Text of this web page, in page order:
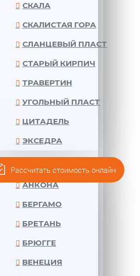
СКАЛА
СКАЛИСТАЯ ГОРА
СЛАНЦЕВЫЙ ПЛАСТ
СТАРЫЙ КИРПИЧ
ТРАВЕРТИН
УГОЛЬНЫЙ ПЛАСТ
ЦИТАДЕЛЬ
ЭКСЕДРА
LEONARDO STONE
АНКОНА
БЕРГАМО
БРЕТАНЬ
БРЮГГЕ
ВЕНЕЦИЯ
Рассчитать стоимость онлайн